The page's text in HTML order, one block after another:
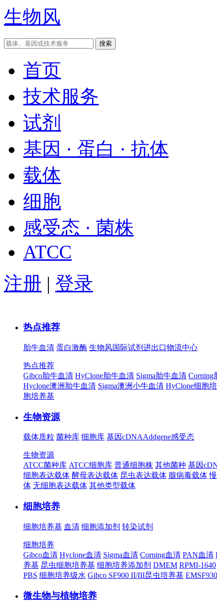
生物风
首页
技术服务
试剂
基因 · 蛋白 · 抗体
载体
细胞
感受态 · 菌株
ATCC
注册 | 登录
热点推荐
胎牛血清 蛋白激酶 生物风国际试剂进出口物流中心
热点推荐
Gibco胎牛血清 HyClone胎牛血清 Sigma胎牛血清 Corning
Hyclone澳洲胎牛血清 Sigma澳洲小牛血清 HyClone细胞
胞培养基
生物资源
载体质粒 菌种库 细胞库 基因cDNAAddgene感受态
生物资源
ATCC菌种库 ATCC细胞库 普通细胞株 其他菌种 基因
细胞表达载体 酵母表达载体 昆虫表达载体 腺病毒载体
体 无细胞表达载体 其他类型载体
细胞培养
细胞培养基 血清 细胞添加剂 转染试剂
细胞培养
Gibco血清 Hyclone血清 Sigma血清 Corning血清 PAN血清
养基 昆虫细胞培养基 细胞培养添加剂 DMEM RPMI-1640
PBS 细胞培养级水 Gibco SF900 II/III昆虫培养基
微生物与植物培养